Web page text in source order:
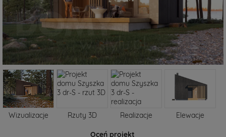
Wizualizacje Rzuty 3D Realizacje Elewacje
Oceń projekt